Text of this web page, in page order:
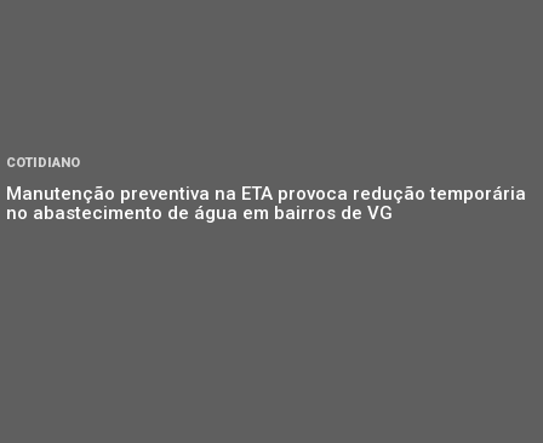
COTIDIANO
Manutenção preventiva na ETA provoca redução temporária
no abastecimento de água em bairros de VG